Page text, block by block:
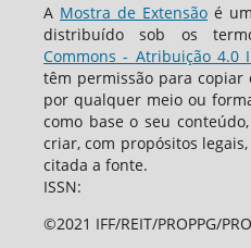
A Mostra de Extensão é
distribuído sob os
Commons - Atribuição 4.0
têm permissão para
por qualquer meio ou
como base o seu
criar, com propósitos
citada a fonte.
ISSN:
©2021 IFF/REIT/PROPPG/